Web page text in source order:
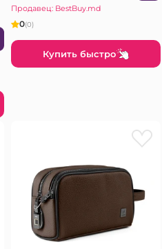
Продавец: BestBuy.md
0(0)
Купить быстро